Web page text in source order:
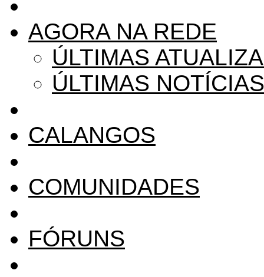
AGORA NA REDE
ÚLTIMAS
ÚLTIMAS NOTÍCIAS
CALANGOS
COMUNIDADES
FÓRUNS